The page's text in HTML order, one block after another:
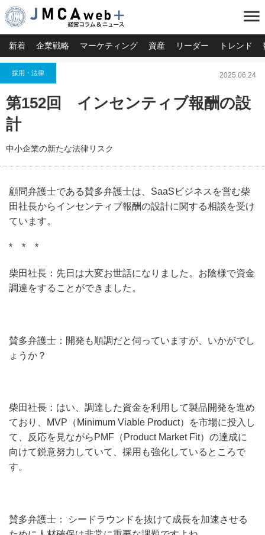
menu
新着 企業戦略 マーケティング 資産 リーダー トレンド
採用・法律 2025.06.24
第152回 インセンティブ報酬の設
計
中小企業の新たな法律リスク
顧問弁護士である賛多弁護士は、SaaSビジネスを営む柴
田社長からインセンティブ報酬の設計に関する相談を受け
ています。
* * *
柴田社長：先日は大変お世話になりました。お陰様で資金
調達をすることができました。
賛多弁護士：開発も順調だと伺っていますが、いかがでし
ょうか？
柴田社長：はい、調達した資金を利用して製品開発を進め
ており、MVP（Minimum Viable Product）を市場に投入し
て、反応を見ながらPMF（Product Market Fit）の達成に
向けて鋭意努力していて、採用も強化しているところで
す。
賛多弁護士： シードラウンドを抜けて成長を加速させる